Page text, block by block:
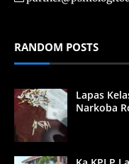
RANDOM POSTS
Lapas
Narkoba